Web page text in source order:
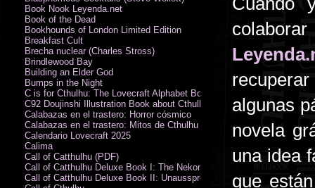
algunas
novela
una idea
que
Book Nook Leyenda.net
Book of the Dead
Bookhounds of London Limited Edition
Breakfast Cult
Brecha nuclear (Charles Stross)
Brindlewood Bay
Building an Elder God
Bumps in the Night
C is for Cthulhu: The Lovecraft Alphabet Board Book
C92 Doujinshi Illustration Book about Cthulhu Mythos
Calabazas en el trastero: Horror cósmico
Calabazas en el trastero: Mitos de Cthulhu
Calendario Lovecraft 2025
Calima
Call of Catthulhu (PDF)
Call of Catthulhu Deluxe Book I: The Nekonomikon
Call of Catthulhu Deluxe Book II: Unaussprechlichen Katzen